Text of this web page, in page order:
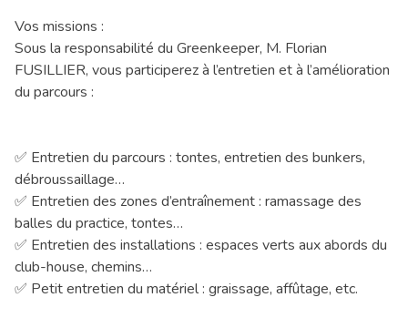
Vos missions :
Sous la responsabilité du Greenkeeper, M. Florian
FUSILLIER, vous participerez à l’entretien et à l’amélioration
du parcours :
✅ Entretien du parcours : tontes, entretien des bunkers,
débroussaillage…
✅ Entretien des zones d’entraînement : ramassage des
balles du practice, tontes…
✅ Entretien des installations : espaces verts aux abords du
club-house, chemins…
✅ Petit entretien du matériel : graissage, affûtage, etc.